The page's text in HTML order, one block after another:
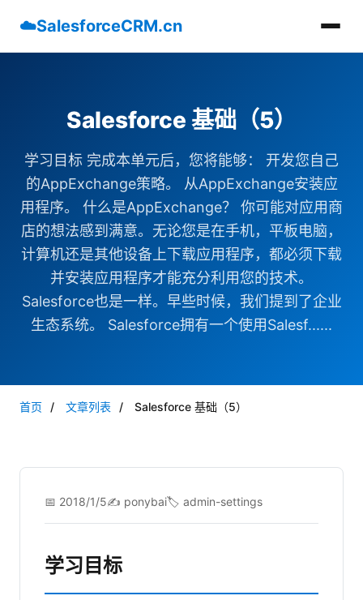
☁️SalesforceCRM.cn
Salesforce 基础（5）
学习目标 完成本单元后，您将能够： 开发您自己
的AppExchange策略。 从AppExchange安装应
用程序。 什么是AppExchange？ 你可能对应用商
店的想法感到满意。无论您是在手机，平板电脑，
计算机还是其他设备上下载应用程序，都必须下载
并安装应用程序才能充分利用您的技术。
Salesforce也是一样。早些时候，我们提到了企业
生态系统。 Salesforce拥有一个使用Salesf......
首页 / 文章列表 / Salesforce 基础（5）
📅 2018/1/5✍️ ponybai🏷️ admin-settings
学习目标